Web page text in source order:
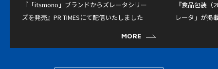
『「itsmono」ブランドからズレータシリー
ズを発売』PR TIMESにて配信いたしました
MORE
『食品包装（
レータ」が掲